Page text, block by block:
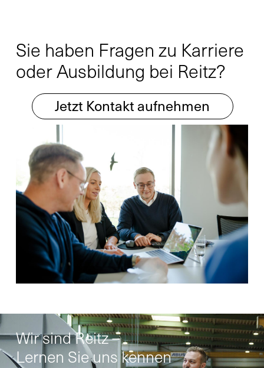
Sie haben Fragen zu Karriere
oder Ausbildung bei Reitz?
Jetzt Kontakt aufnehmen
Wir sind Reitz –
Lernen Sie uns kennen